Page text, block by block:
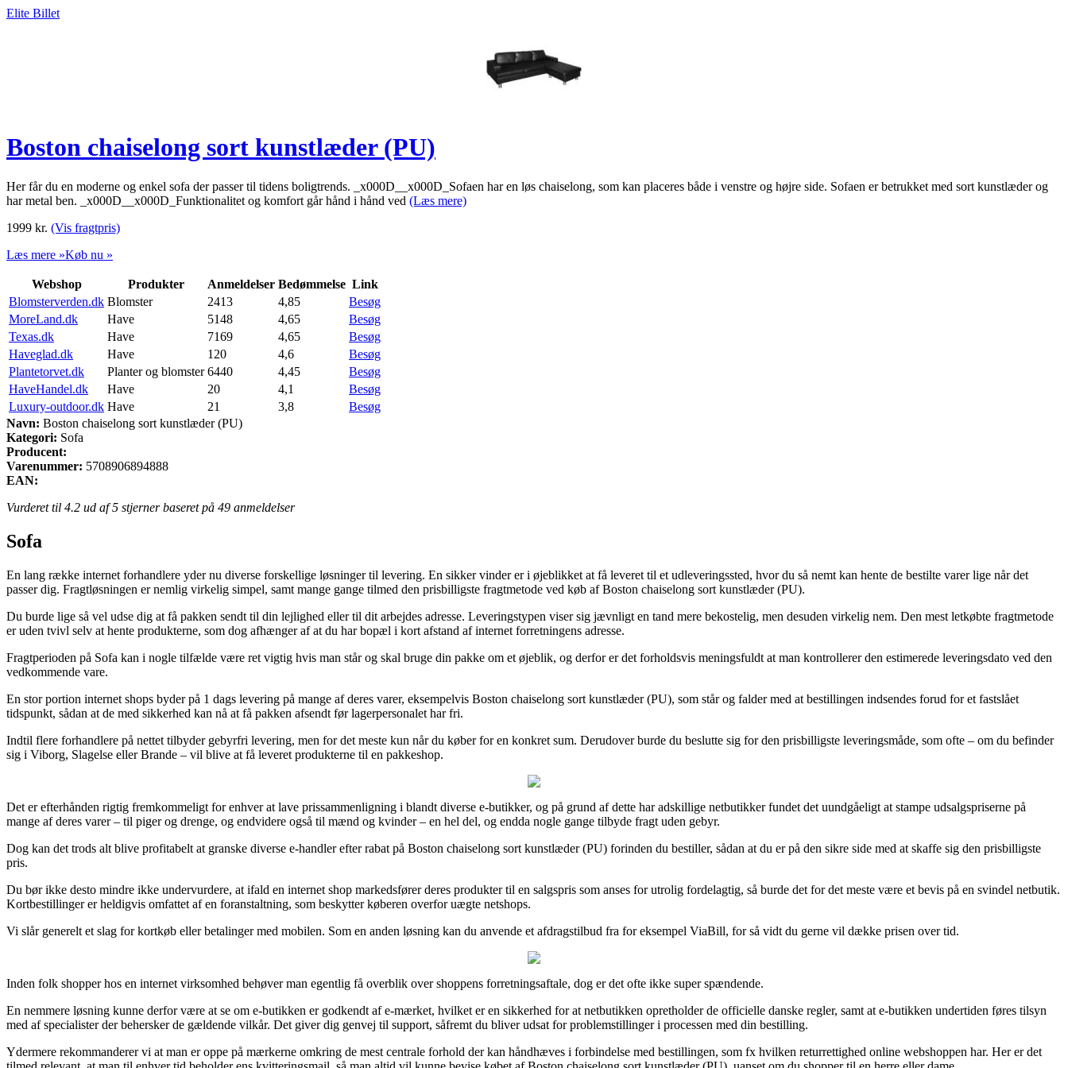
Elite Billet
Boston chaiselong sort kunstlæder (PU)
Her får du en moderne og enkel sofa der passer til tidens boligtrends. _x000D__x000D_Sofaen har en løs chaiselong, som kan placeres både i venstre og højre side. Sofaen er betrukket med sort kunstlæder og
har metal ben. _x000D__x000D_Funktionalitet og komfort går hånd i hånd ved (Læs mere)
1999 kr. (Vis fragtpris)
Læs mere »Køb nu »
Webshop Produkter Anmeldelser Bedømmelse Link
Blomsterverden.dk Blomster 2413 4,85
Besøg
MoreLand.dk
Have 5148 4,65
Besøg
Texas.dk
Have 7169 4,65
Besøg
Haveglad.dk
Have 120 4,6
Besøg
Plantetorvet.dk
Planter og blomster 6440 4,45
Besøg
HaveHandel.dk
Have 20 4,1
Besøg
Luxury-outdoor.dk Have 21 3,8
Besøg
Navn: Boston chaiselong sort kunstlæder (PU)
Kategori: Sofa
Producent:
Varenummer: 5708906894888
EAN:
Vurderet til 4.2 ud af 5 stjerner baseret på 49 anmeldelser
Sofa
En lang række internet forhandlere yder nu diverse forskellige løsninger til levering. En sikker vinder er i øjeblikket at få leveret til et udleveringssted, hvor du så nemt kan hente de bestilte varer lige når det
passer dig. Fragtløsningen er nemlig virkelig simpel, samt mange gange tilmed den prisbilligste fragtmetode ved køb af Boston chaiselong sort kunstlæder (PU).
Du burde lige så vel udse dig at få pakken sendt til din lejlighed eller til dit arbejdes adresse. Leveringstypen viser sig jævnligt en tand mere bekostelig, men desuden virkelig nem. Den mest letkøbte fragtmetode
er uden tvivl selv at hente produkterne, som dog afhænger af at du har bopæl i kort afstand af internet forretningens adresse.
Fragtperioden på Sofa kan i nogle tilfælde være ret vigtig hvis man står og skal bruge din pakke om et øjeblik, og derfor er det forholdsvis meningsfuldt at man kontrollerer den estimerede leveringsdato ved den
vedkommende vare.
En stor portion internet shops byder på 1 dags levering på mange af deres varer, eksempelvis Boston chaiselong sort kunstlæder (PU), som står og falder med at bestillingen indsendes forud for et fastslået
tidspunkt, sådan at de med sikkerhed kan nå at få pakken afsendt før lagerpersonalet har fri.
Indtil flere forhandlere på nettet tilbyder gebyrfri levering, men for det meste kun når du køber for en konkret sum. Derudover burde du beslutte sig for den prisbilligste leveringsmåde, som ofte – om du befinder
sig i Viborg, Slagelse eller Brande – vil blive at få leveret produkterne til en pakkeshop.
Det er efterhånden rigtig fremkommeligt for enhver at lave prissammenligning i blandt diverse e-butikker, og på grund af dette har adskillige netbutikker fundet det uundgåeligt at stampe udsalgspriserne på
mange af deres varer – til piger og drenge, og endvidere også til mænd og kvinder – en hel del, og endda nogle gange tilbyde fragt uden gebyr.
Dog kan det trods alt blive profitabelt at granske diverse e-handler efter rabat på Boston chaiselong sort kunstlæder (PU) forinden du bestiller, sådan at du er på den sikre side med at skaffe sig den prisbilligste
pris.
Du bør ikke desto mindre ikke undervurdere, at ifald en internet shop markedsfører deres produkter til en salgspris som anses for utrolig fordelagtig, så burde det for det meste være et bevis på en svindel netbutik.
Kortbestillinger er heldigvis omfattet af en foranstaltning, som beskytter køberen overfor uægte netshops.
Vi slår generelt et slag for kortkøb eller betalinger med mobilen. Som en anden løsning kan du anvende et afdragstilbud fra for eksempel ViaBill, for så vidt du gerne vil dække prisen over tid.
Inden folk shopper hos en internet virksomhed behøver man egentlig få overblik over shoppens forretningsaftale, dog er det ofte ikke super spændende.
En nemmere løsning kunne derfor være at se om e-butikken er godkendt af e-mærket, hvilket er en sikkerhed for at netbutikken opretholder de officielle danske regler, samt at e-butikken undertiden føres tilsyn
med af specialister der behersker de gældende vilkår. Det giver dig genvej til support, såfremt du bliver udsat for problemstillinger i processen med din bestilling.
Ydermere rekommanderer vi at man er oppe på mærkerne omkring de mest centrale forhold der kan håndhæves i forbindelse med bestillingen, som fx hvilken returrettighed online webshoppen har. Her er det